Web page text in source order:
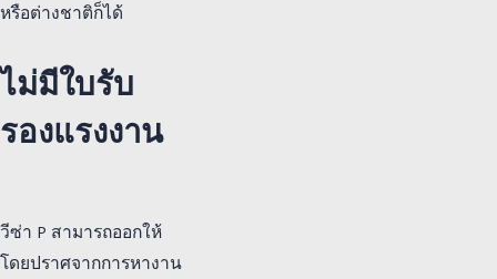
หรือต่างชาติก็ได้
ไม่มีใบรับ
รองแรงงาน
วีซ่า P สามารถออกให้
โดยปราศจากการหางาน